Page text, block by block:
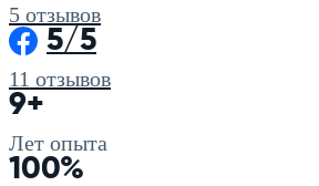
5 отзывов
5/5
11 отзывов
9+
Лет опыта
100%